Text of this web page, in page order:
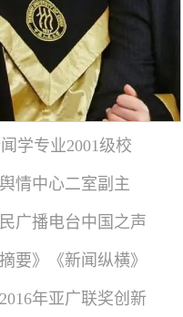
学专业2001级校
情中心二室副主
广播电台中国之声
要》《新闻纵横》
年亚广联奖创新